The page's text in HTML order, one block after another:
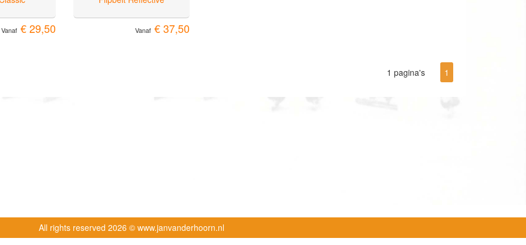
Vanaf € 29,50 Vanaf € 37,50
1 pagina's 1
All rights reserved 2026 © www.janvanderhoorn.nl